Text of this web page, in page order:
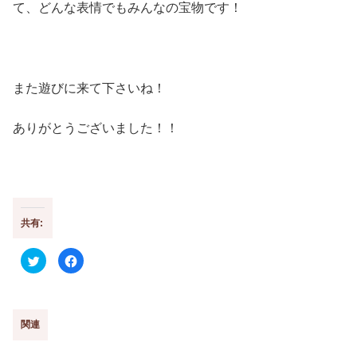
て、どんな表情でもみんなの宝物です！
また遊びに来て下さいね！
ありがとうございました！！
共有:
ク
リ
F
a
関連